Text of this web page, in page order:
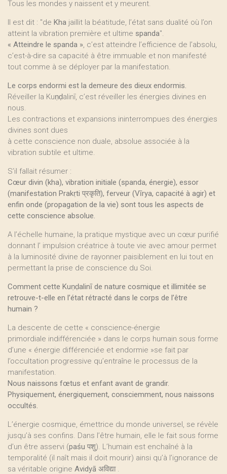
Tous les mondes y naissent et y meurent.
Il est dit : "de Kha jaillit la béatitude, l’état sans dualité où l’on
atteint la vibration première et ultime spanda".
« Atteindre le spanda », c’est atteindre l’efficience de l’absolu,
c’est-à-dire sa capacité à être immuable et non manifesté
tout comme à se déployer par la manifestation.
Le corps endormi est la demeure des dieux endormis.
Réveiller la Kuṇḍalinī, c’est réveiller les énergies divines en
nous.
Les contractions et expansions ininterrompues des énergies
divines sont dues
à cette conscience non duale, absolue associée à la
vibration subtile et ultime.
S’il fallait résumer :
Cœur divin (kha), vibration initiale (spanda, énergie), essor
(manifestation Prakṛti प्रकृति), ferveur (Vīrya, capacité à agir) et
enfin onde (propagation de la vie) sont tous les aspects de
cette conscience absolue.
A l’échelle humaine, la pratique mystique avec un cœur purifié
donnant l’ impulsion créatrice à toute vie avec amour permet
à la luminosité divine de rayonner paisiblement en lui tout en
permettant la prise de conscience du Soi.
Comment cette Kuṇḍalinī de nature cosmique et illimitée se
retrouve-t-elle en l’état rétracté dans le corps de l’être
humain ?
La descente de cette « conscience-énergie
primordiale indifférenciée » dans le corps humain sous forme
d’une « énergie différenciée et endormie »se fait par
l’occultation progressive qu’entraîne le processus de la
manifestation.
Nous naissons fœtus et enfant avant de grandir.
Physiquement, énergiquement, consciemment, nous naissons
occultés.
L’énergie cosmique, émettrice du monde universel, se révèle
jusqu’à ses confins. Dans l’être humain, elle le fait sous forme
d’un être asservi (paśu पशु). L’humain est enchaîné à la
temporalité (il naît mais il doit mourir) ainsi qu’à l’ignorance de
sa véritable origine Avidyā अविद्या .